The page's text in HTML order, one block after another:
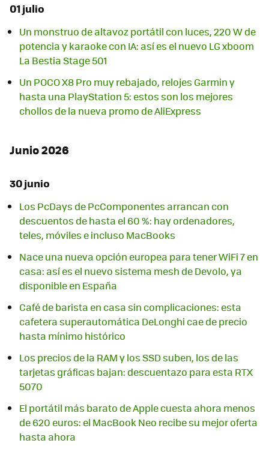
01 julio
Un monstruo de altavoz portátil con luces, 220 W de
potencia y karaoke con IA: así es el nuevo LG xboom
La Bestia Stage 501
Un POCO X8 Pro muy rebajado, relojes Garmin y
hasta una PlayStation 5: estos son los mejores
chollos de la nueva promo de AliExpress
Junio 2026
30 junio
Los PcDays de PcComponentes arrancan con
descuentos de hasta el 60 %: hay ordenadores,
teles, móviles e incluso MacBooks
Nace una nueva opción europea para tener WiFi 7 en
casa: así es el nuevo sistema mesh de Devolo, ya
disponible en España
Café de barista en casa sin complicaciones: esta
cafetera superautomática DeLonghi cae de precio
hasta mínimo histórico
Los precios de la RAM y los SSD suben, los de las
tarjetas gráficas bajan: descuentazo para esta RTX
5070
El portátil más barato de Apple cuesta ahora menos
de 620 euros: el MacBook Neo recibe su mejor oferta
hasta ahora